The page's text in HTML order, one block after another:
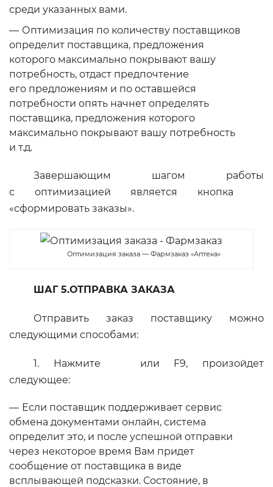
среди указанных вами.
Оптимизация по количеству поставщиков
определит поставщика, предложения
которого максимально покрывают вашу
потребность, отдаст предпочтение
его предложениям и по оставшейся
потребности опять начнет определять
поставщика, предложения которого
максимально покрывают вашу потребность
и т.д.
Завершающим шагом работы
с оптимизацией является кнопка
«сформировать заказы».
Оптимизация заказа — Фармзаказ «Аптека»
ШАГ 5.ОТПРАВКА ЗАКАЗА
Отправить заказ поставщику можно
следующими способами:
1. Нажмите
или F9, произойдет
следующее:
Если поставщик поддерживает сервис
обмена документами онлайн, система
определит это, и после успешной отправки
через некоторое время Вам придет
сообщение от поставщика в виде
всплывающей подсказки. Состояние, в